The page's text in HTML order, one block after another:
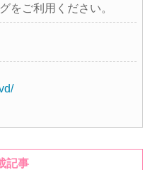
をご利用ください。
記事